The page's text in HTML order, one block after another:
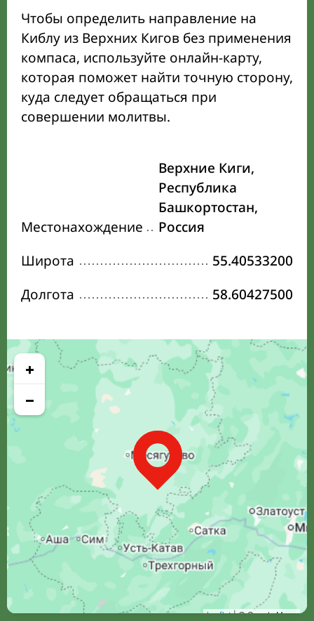
Чтобы определить направление на
Киблу из Верхних Кигов без применения
компаса, используйте онлайн-карту,
которая поможет найти точную сторону,
куда следует обращаться при
совершении молитвы.
Местонахождение
Верхние Киги,
Республика
Башкортостан,
Россия
Широта
55.40533200
Долгота
58.60427500
+
−
Leaflet| © Google Maps